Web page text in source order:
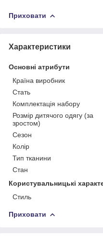
Приховати
Характеристики
Основні атрибути
Країна виробник
Стать
Комплектація набору
Розмір дитячого одягу (за
зростом)
Сезон
Колір
Тип тканини
Стан
Користувальницькі
Стиль
Приховати